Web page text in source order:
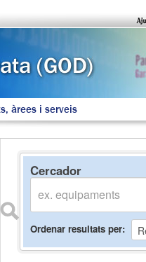
àrees i serveis
Cercador
Ordenar resultats per